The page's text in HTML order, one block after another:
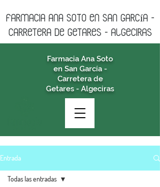
Farmacia Ana Soto
en San García -
Carretera de
Getares - Algeciras
farmacia ANA SOTO en san garcía -
CARRETERA DE GETARES - algeciras
Entrada
Todas las entradas